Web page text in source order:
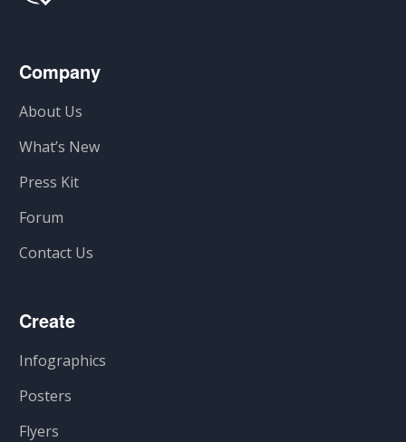
Company
About Us
What’s New
Press Kit
Forum
Contact Us
Create
Infographics
Posters
Flyers